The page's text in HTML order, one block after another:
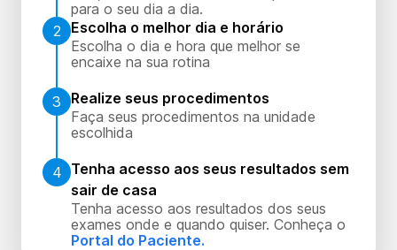
para o seu dia a dia.
2
Escolha o melhor dia e horário
Escolha o dia e hora que melhor se
encaixe na sua rotina
3
Realize seus procedimentos
Faça seus procedimentos na unidade
escolhida
4 Tenha acesso aos seus resultados sem
sair de casa
Tenha acesso aos resultados dos seus
exames onde e quando quiser. Conheça o
Portal do Paciente.